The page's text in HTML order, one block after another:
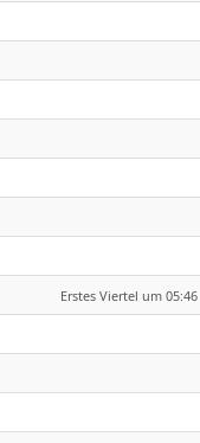
Erstes Viertel um 05:46